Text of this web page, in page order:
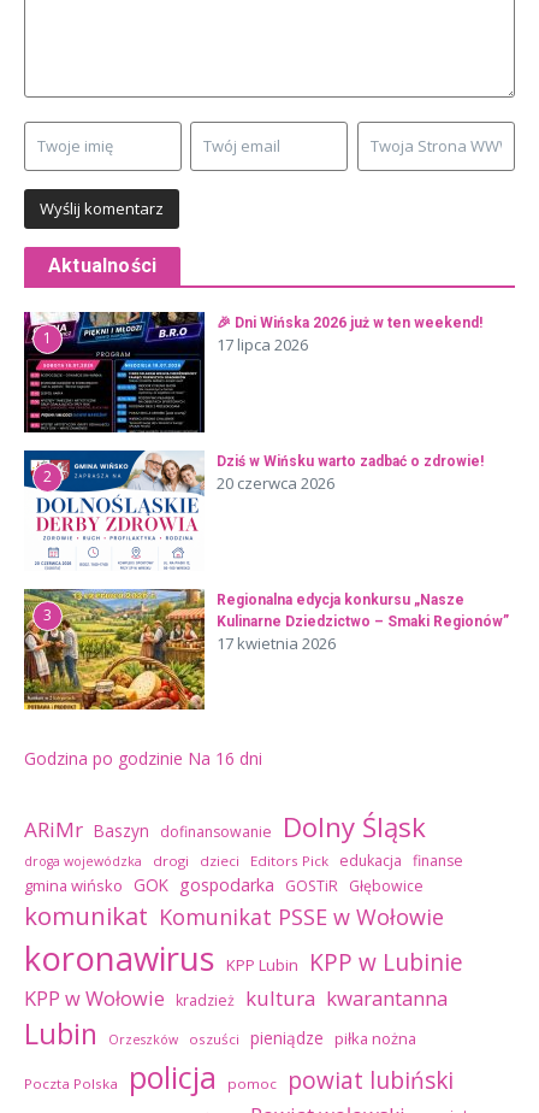
Aktualności
1
🎉 Dni Wińska 2026 już w ten weekend!
17 lipca 2026
2
Dziś w Wińsku warto zadbać o zdrowie!
20 czerwca 2026
3
Regionalna edycja konkursu „Nasze
Kulinarne Dziedzictwo – Smaki Regionów”
17 kwietnia 2026
Godzina po godzinie Na 16 dni
ARiMr Baszyn dofinansowanie Dolny Śląsk
droga wojewódzka drogi dzieci Editors Pick edukacja finanse
gmina wińsko GOK gospodarka GOSTiR Głębowice
komunikat Komunikat PSSE w Wołowie
koronawirus KPP Lubin KPP w Lubinie
KPP w Wołowie kradzież kultura kwarantanna
Lubin Orzeszków oszuści pieniądze piłka nożna
Poczta Polska policja pomoc powiat lubiński